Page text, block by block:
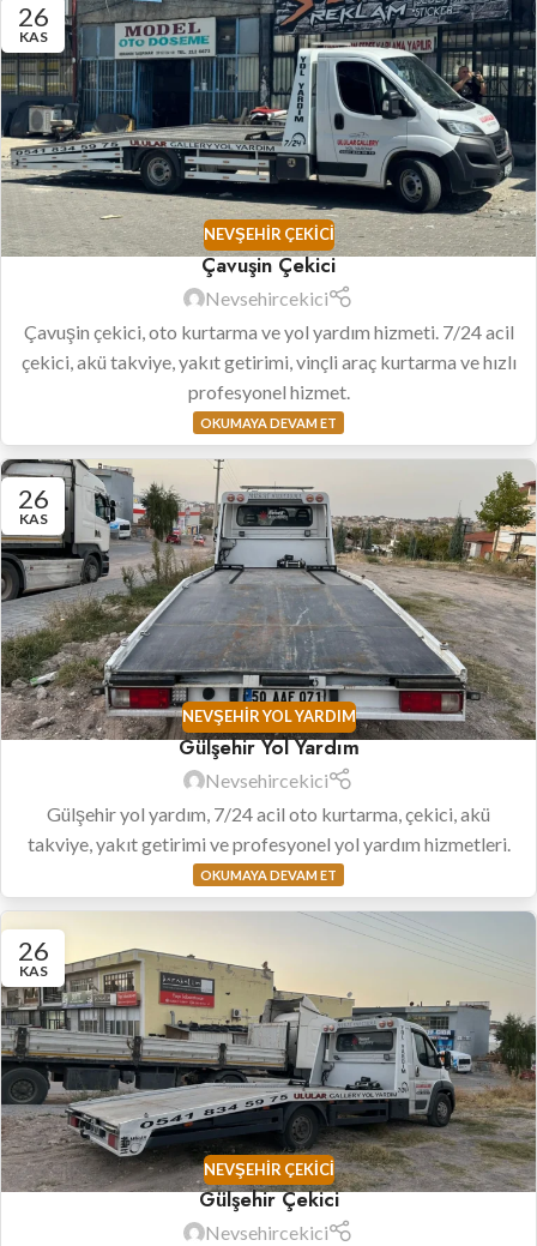
26
KAS
NEVŞEHIR ÇEKICI
Çavuşin Çekici
Nevsehircekici
Çavuşin çekici, oto kurtarma ve yol yardım hizmeti. 7/24 acil
çekici, akü takviye, yakıt getirimi, vinçli araç kurtarma ve hızlı
profesyonel hizmet.
OKUMAYA DEVAM ET
26
KAS
NEVŞEHIR YOL YARDIM
Gülşehir Yol Yardım
Nevsehircekici
Gülşehir yol yardım, 7/24 acil oto kurtarma, çekici, akü
takviye, yakıt getirimi ve profesyonel yol yardım hizmetleri.
OKUMAYA DEVAM ET
26
KAS
NEVŞEHIR ÇEKICI
Gülşehir Çekici
Nevsehircekici